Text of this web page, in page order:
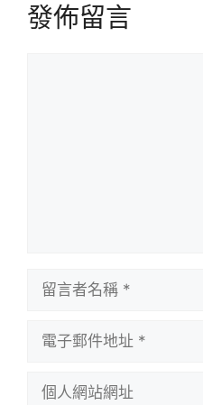
發佈留言